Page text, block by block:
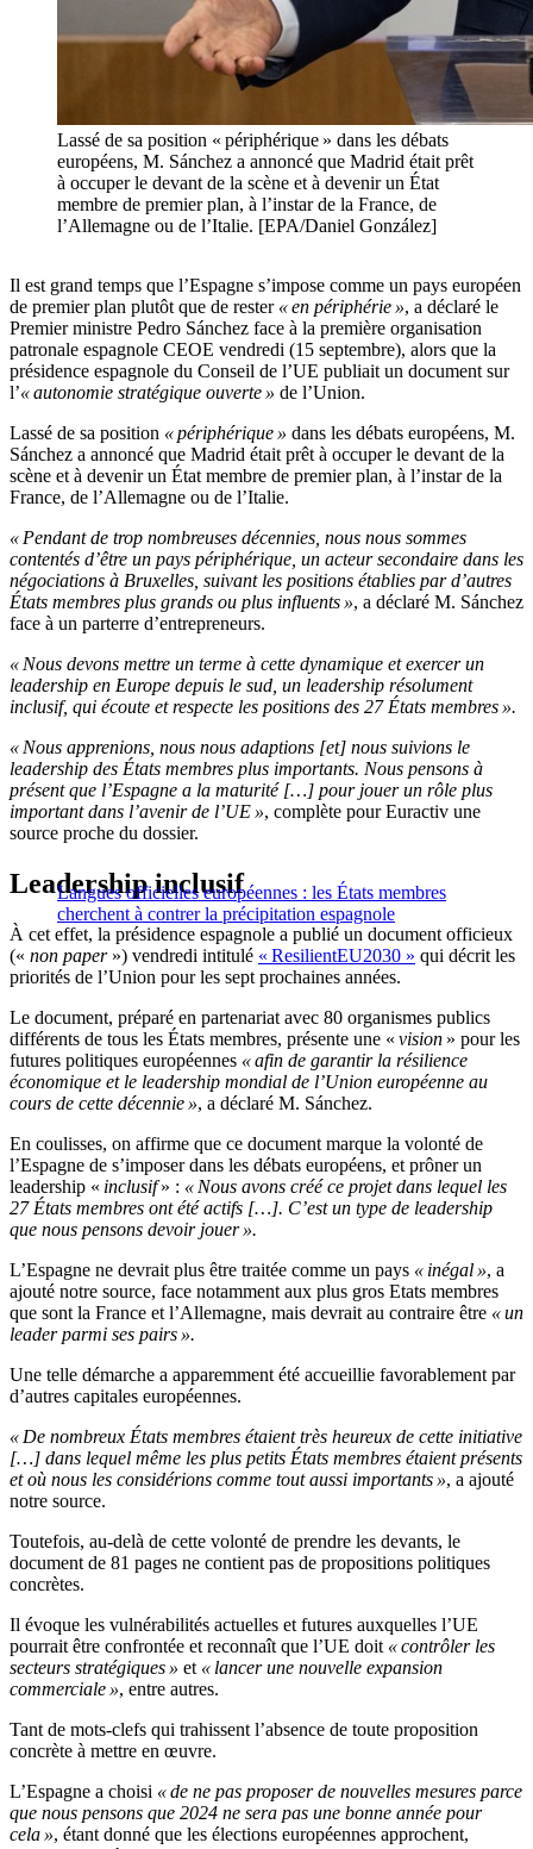
Lassé de sa position « périphérique » dans les débats
européens, M. Sánchez a annoncé que Madrid était prêt
à occuper le devant de la scène et à devenir un État
membre de premier plan, à l’instar de la France, de
l’Allemagne ou de l’Italie. [EPA/Daniel González]
Il est grand temps que l’Espagne s’impose comme un pays européen
de premier plan plutôt que de rester « en périphérie », a déclaré le
Premier ministre Pedro Sánchez face à la première organisation
patronale espagnole CEOE vendredi (15 septembre), alors que la
présidence espagnole du Conseil de l’UE publiait un document sur
l’« autonomie stratégique ouverte » de l’Union.
Lassé de sa position « périphérique » dans les débats européens, M.
Sánchez a annoncé que Madrid était prêt à occuper le devant de la
scène et à devenir un État membre de premier plan, à l’instar de la
France, de l’Allemagne ou de l’Italie.
« Pendant de trop nombreuses décennies, nous nous sommes
contentés d’être un pays périphérique, un acteur secondaire dans les
négociations à Bruxelles, suivant les positions établies par d’autres
États membres plus grands ou plus influents », a déclaré M. Sánchez
face à un parterre d’entrepreneurs.
« Nous devons mettre un terme à cette dynamique et exercer un
leadership en Europe depuis le sud, un leadership résolument
inclusif, qui écoute et respecte les positions des 27 États membres ».
« Nous apprenions, nous nous adaptions [et] nous suivions le
leadership des États membres plus importants. Nous pensons à
présent que l’Espagne a la maturité […] pour jouer un rôle plus
important dans l’avenir de l’UE », complète pour Euractiv une
source proche du dossier.
Langues officielles européennes : les États membres
cherchent à contrer la précipitation espagnole
Leadership inclusif
À cet effet, la présidence espagnole a publié un document officieux
(« non paper ») vendredi intitulé « ResilientEU2030 » qui décrit les
priorités de l’Union pour les sept prochaines années.
Le document, préparé en partenariat avec 80 organismes publics
différents de tous les États membres, présente une « vision » pour les
futures politiques européennes « afin de garantir la résilience
économique et le leadership mondial de l’Union européenne au
cours de cette décennie », a déclaré M. Sánchez.
En coulisses, on affirme que ce document marque la volonté de
l’Espagne de s’imposer dans les débats européens, et prôner un
leadership « inclusif» : « Nous avons créé ce projet dans lequel les
27 États membres ont été actifs […]. C’est un type de leadership
que nous pensons devoir jouer ».
L’Espagne ne devrait plus être traitée comme un pays « inégal », a
ajouté notre source, face notamment aux plus gros Etats membres
que sont la France et l’Allemagne, mais devrait au contraire être « un
leader parmi ses pairs ».
Une telle démarche a apparemment été accueillie favorablement par
d’autres capitales européennes.
« De nombreux États membres étaient très heureux de cette initiative
[…] dans lequel même les plus petits États membres étaient présents
et où nous les considérions comme tout aussi importants », a ajouté
notre source.
Toutefois, au-delà de cette volonté de prendre les devants, le
document de 81 pages ne contient pas de propositions politiques
concrètes.
Il évoque les vulnérabilités actuelles et futures auxquelles l’UE
pourrait être confrontée et reconnaît que l’UE doit « contrôler les
secteurs stratégiques » et « lancer une nouvelle expansion
commerciale », entre autres.
Tant de mots-clefs qui trahissent l’absence de toute proposition
concrète à mettre en œuvre.
L’Espagne a choisi « de ne pas proposer de nouvelles mesures parce
que nous pensons que 2024 ne sera pas une bonne année pour
cela », étant donné que les élections européennes approchent,